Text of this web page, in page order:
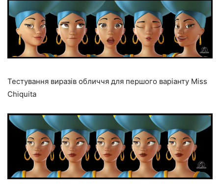
Тестування виразів обличчя для першого варіанту Miss
Chiquita